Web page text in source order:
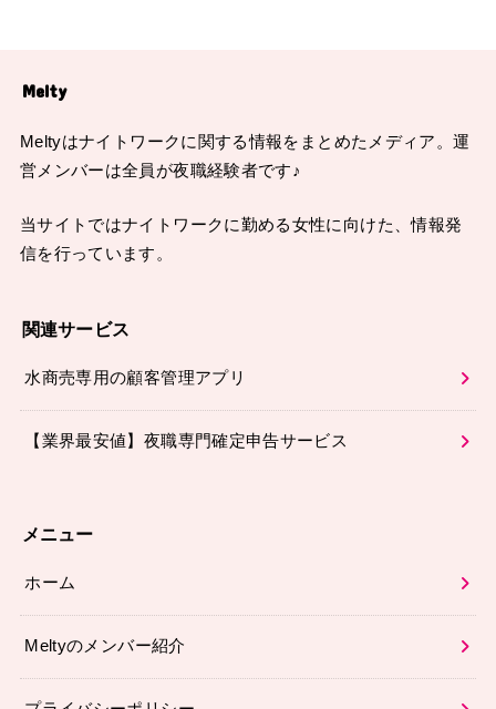
Melty
Meltyはナイトワークに関する情報をまとめたメディア。運
営メンバーは全員が夜職経験者です♪
当サイトではナイトワークに勤める女性に向けた、情報発
信を行っています。
関連サービス
水商売専用の顧客管理アプリ
【業界最安値】夜職専門確定申告サービス
メニュー
ホーム
Meltyのメンバー紹介